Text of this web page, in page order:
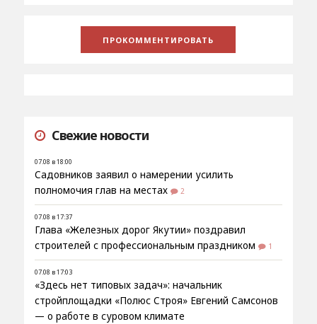
Свежие новости
07.08 в 18:00
Садовников заявил о намерении усилить
полномочия глав на местах
2
07.08 в 17:37
Глава «Железных дорог Якутии» поздравил
строителей с профессиональным праздником
1
07.08 в 17:03
«Здесь нет типовых задач»: начальник
стройплощадки «Полюс Строя» Евгений Самсонов
— о работе в суровом климате